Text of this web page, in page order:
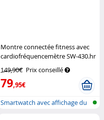
Montre connectée fitness avec
cardiofréquencemètre SW-430.hr
149,90€ Prix conseillé
79,95€
Smartwatch avec affichage du